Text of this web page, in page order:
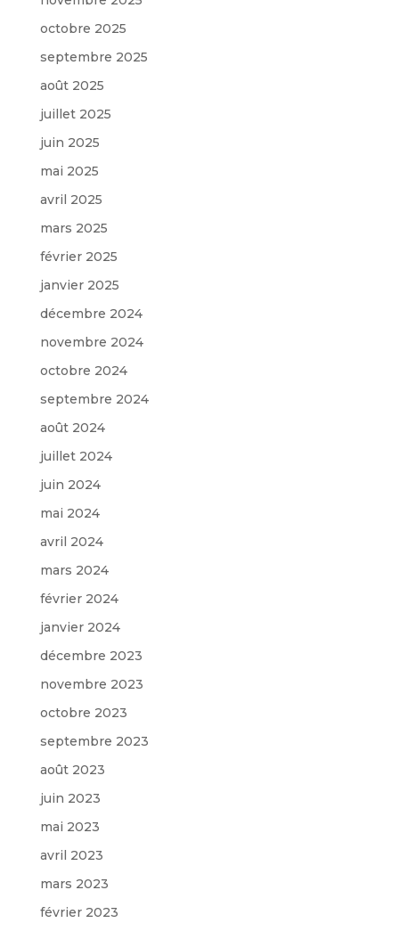
octobre 2025
septembre 2025
août 2025
juillet 2025
juin 2025
mai 2025
avril 2025
mars 2025
février 2025
janvier 2025
décembre 2024
novembre 2024
octobre 2024
septembre 2024
août 2024
juillet 2024
juin 2024
mai 2024
avril 2024
mars 2024
février 2024
janvier 2024
décembre 2023
novembre 2023
octobre 2023
septembre 2023
août 2023
juin 2023
mai 2023
avril 2023
mars 2023
février 2023